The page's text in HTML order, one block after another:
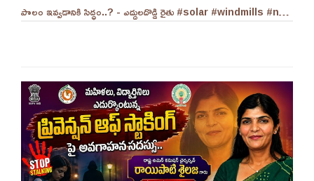
పొలం ఇవ్వడానికి సిద్ధం..? - ఎద్దులదొడ్డి రైతు #solar #windmills #naralokesh #solarenergy